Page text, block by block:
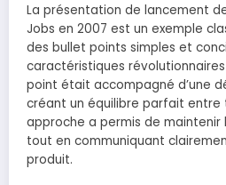
La présentation de lancement
Jobs en 2007 est un exemple
des bullet points simples et
caractéristiques révolutionnaires
point était accompagné d’une
créant un équilibre parfait
approche a permis de maintenir
tout en communiquant
produit.